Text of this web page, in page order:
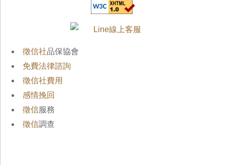
徵信社品保協會
免費法律諮詢
徵信社費用
感情挽回
徵信服務
徵信調查